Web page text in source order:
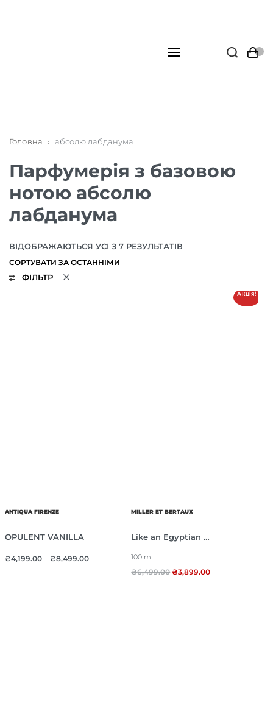
Головна › абсолю лабданума
Парфумерія з базовою
нотою абсолю
лабданума
ВІДОБРАЖАЮТЬСЯ УСІ З 7 РЕЗУЛЬТАТІВ
ФІЛЬТР
ANTIQUA FIRENZE
OPULENT VANILLA
₴4,199.00– ₴8,499.00
Акція!
MILLER ET BERTAUX
Like an Egyptian …
100 ml
₴6,499.00 ₴3,899.00